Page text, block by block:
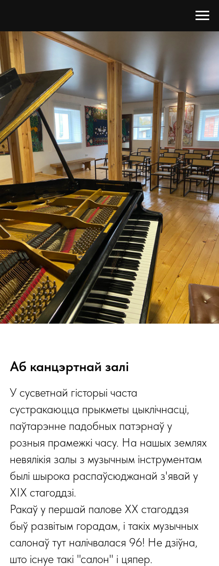
Аб канцэртнай залі
У сусветнай гісторыі часта
сустракаюцца прыкметы цыклічнасці,
паўтарэнне падобных патэрнаў у
розныя прамежкі часу. На нашых землях
невялікія залы з музычным інструментам
былі шырока распаўсюджанай з'явай у
XIX стагоддзі.
Ракаў у першай палове ХХ стагоддзя
быў развітым горадам, і такіх музычных
салонаў тут налічвалася 96! Не дзіўна,
што існуе такі "салон" і цяпер.